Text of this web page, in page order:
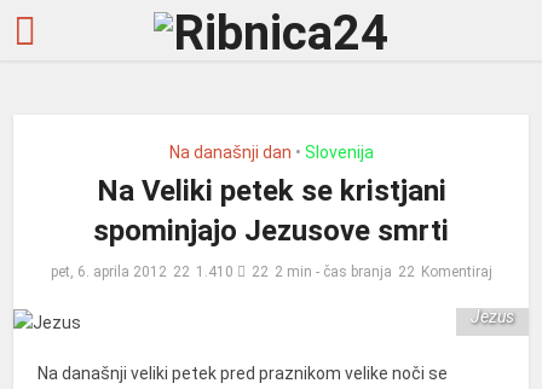
Na današnji dan • Slovenija
Na Veliki petek se kristjani
spominjajo Jezusove smrti
pet, 6. aprila 2012 1.410 2 min - čas branja Komentiraj
Jezus
Na današnji veliki petek pred praznikom velike noči se